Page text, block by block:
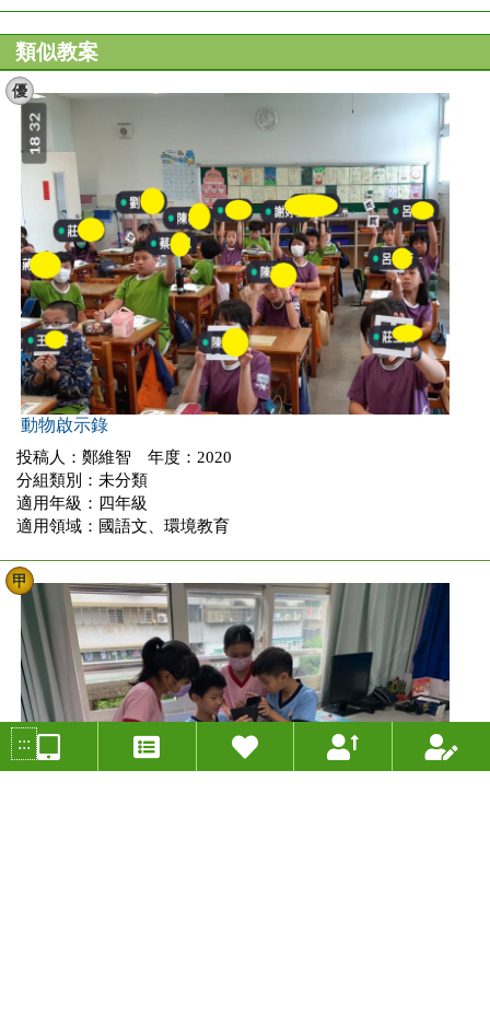
類似教案
動物啟示錄
優
投稿人：鄭維智 年度：2020
分組類別：未分類
適用年級：四年級
適用領域：國語文、環境教育
甲
:::